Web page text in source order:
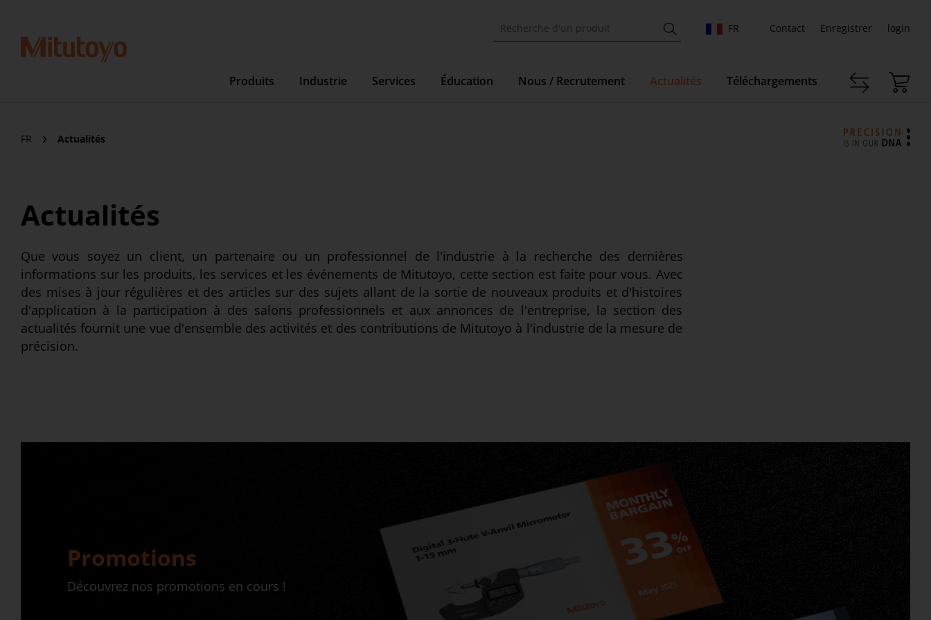
FR Contact Enregistrer login
Produits Industrie Services Éducation Nous / Recrutement Actualités Téléchargements
FR Actualités
Actualités
Que vous soyez un client, un partenaire ou un professionnel de l'industrie à la recherche des dernières
informations sur les produits, les services et les événements de Mitutoyo, cette section est faite pour vous. Avec
des mises à jour régulières et des articles sur des sujets allant de la sortie de nouveaux produits et d'histoires
d'application à la participation à des salons professionnels et aux annonces de l'entreprise, la section des
actualités fournit une vue d'ensemble des activités et des contributions de Mitutoyo à l'industrie de la mesure de
précision.
Promotions
Découvrez nos promotions en cours !